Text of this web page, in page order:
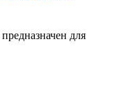
предназначен для